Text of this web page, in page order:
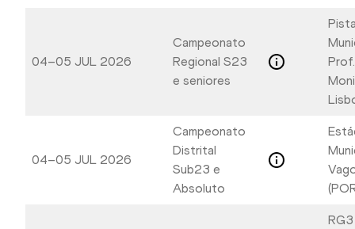
04–05 JUL 2026
Campeonato
Regional S23
e seniores
04–05 JUL 2026
Campeonato
Distrital
Sub23 e
Absoluto